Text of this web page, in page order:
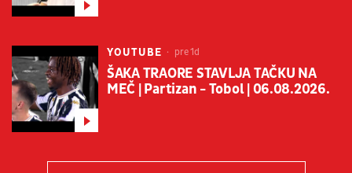
YOUTUBE pre 1d
ŠAKA TRAORE STAVLJA TAČKU NA
MEČ | Partizan - Tobol | 06.08.2026.